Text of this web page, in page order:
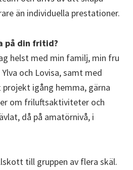
än individuella prestationer.
på din fritid?
helst med min familj, min fru
och Lovisa, samt med
igång hemma, gärna
om friluftsaktiviteter och
då på amatörnivå, i
till gruppen av flera skäl.